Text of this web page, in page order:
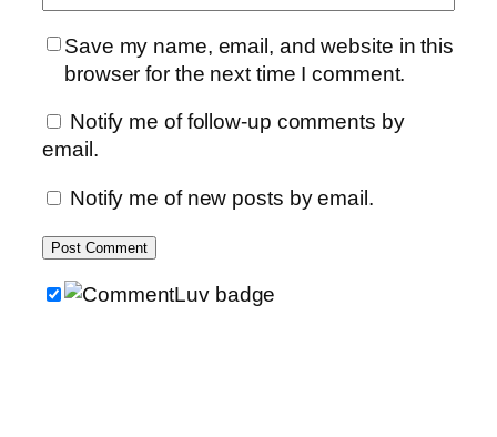
Save my name, email, and website in this
browser for the next time I comment.
Notify me of follow-up comments by
email.
Notify me of new posts by email.